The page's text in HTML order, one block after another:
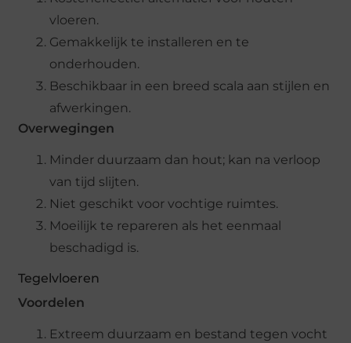
vloeren.
Gemakkelijk te installeren en te
onderhouden.
Beschikbaar in een breed scala aan stijlen en
afwerkingen.
Overwegingen
Minder duurzaam dan hout; kan na verloop
van tijd slijten.
Niet geschikt voor vochtige ruimtes.
Moeilijk te repareren als het eenmaal
beschadigd is.
Tegelvloeren
Voordelen
Extreem duurzaam en bestand tegen vocht